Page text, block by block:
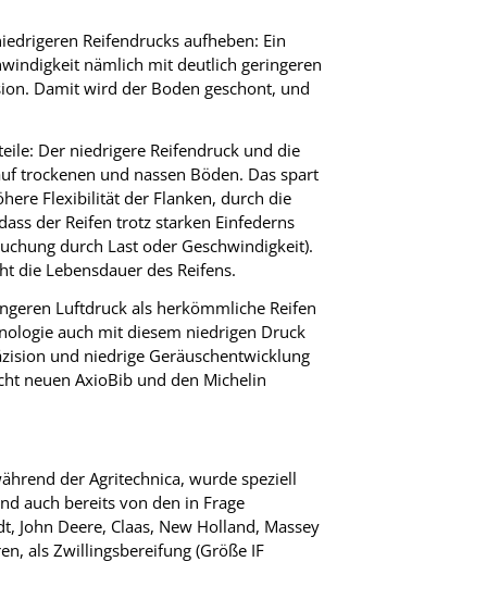
Reifendrucks aufheben: Ein
nämlich mit deutlich geringeren
Damit wird der Boden geschont, und
Der niedrigere Reifendruck und die
trockenen und nassen Böden. Das spart
Flexibilität der Flanken, durch die
der Reifen trotz starken Einfederns
durch Last oder Geschwindigkeit).
die Lebensdauer des Reifens.
Luftdruck als herkömmliche Reifen
auch mit diesem niedrigen Druck
und niedrige Geräuschentwicklung
neuen AxioBib und den Michelin
der Agritechnica, wurde speziell
auch bereits von den in Frage
Deere, Claas, New Holland, Massey
als Zwillingsbereifung (Größe IF